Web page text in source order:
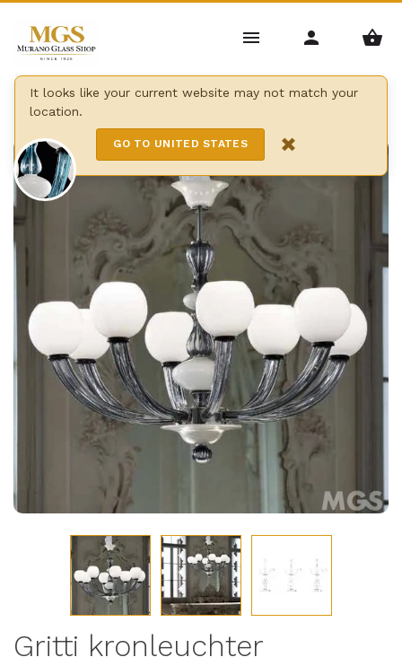
It looks like your current website may not match your
location.
GO TO UNITED STATES ×
Home / Kronleuchter / Moderne Kronleuchter /
Gritti kronleuchter
Gritti kronleuchter